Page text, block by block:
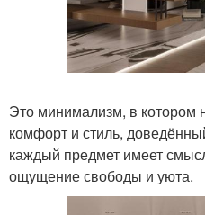
Это минимализм, в котором
комфорт и стиль,
каждый предмет имеет
ощущение свободы и уюта.